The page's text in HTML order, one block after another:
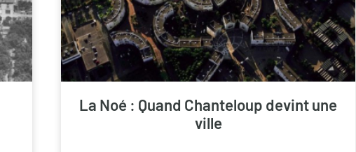
La Noé : Quand Chanteloup devint une
ville